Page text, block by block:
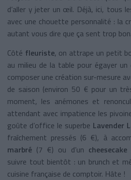
d’aller y jeter un œil. Déjà, ici, tous
avec une chouette personnalité : la
autant vous dire que ça sent trop
Côté fleuriste, on attrape un petit
au milieu de la table pour égayer
composer une création sur-mesure
de saison (environ 50 € pour un
moment, les anémones et
attendant avec impatience les
goûte d’office le superbe Lavender
fraîchement pressés (6 €), à
marbré (7 €) ou d’un cheesecake
suivre tout bientôt : un brunch et
cuisine française de comptoir. Hâte !